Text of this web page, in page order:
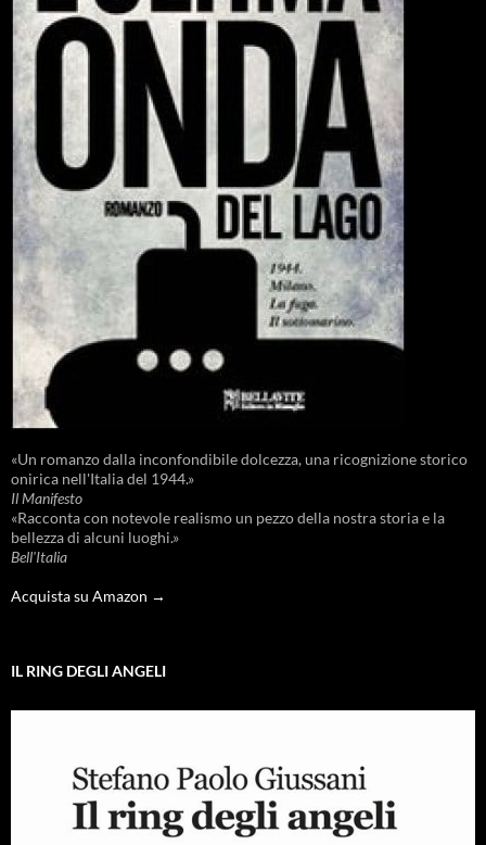
«Un romanzo dalla inconfondibile dolcezza, una ricognizione storico
onirica nell'Italia del 1944.»
Il Manifesto
«Racconta con notevole realismo un pezzo della nostra storia e la
bellezza di alcuni luoghi.»
Bell'Italia
Acquista su Amazon →
IL RING DEGLI ANGELI